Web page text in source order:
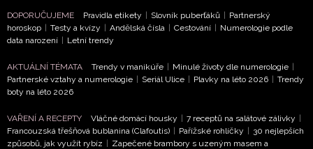
DOPORUČUJEME Pravidla etikety | Slovník puberťáků | Partnerský
horoskop | Testy a kvízy | Andělská čísla | Cestování | Numerologie podle
data narození | Letní trendy
AKTUÁLNÍ TÉMATA Trendy v manikúře | Minulé životy dle numerologie |
Partnerské vztahy a numerologie | Seriál Ulice | Plavky na léto 2026 | Trendy
boty na léto 2026
VAŘENÍ A RECEPTY Vláčné domácí housky | 7 receptů na salátové zálivky |
Francouzská třešňová bublanina (Clafoutis) | Pařížské rohlíčky | 30 nejlepších
způsobů, jak využít rybíz | Zapečené brambory s uzeným masem a